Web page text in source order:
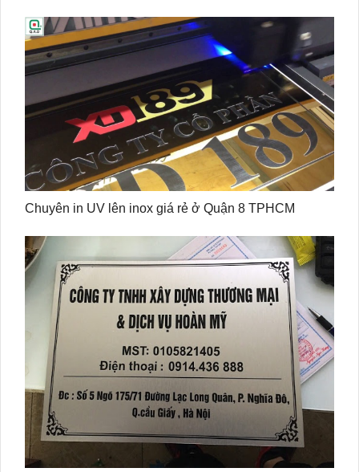
Chuyên in UV lên inox giá rẻ ở Quận 8 TPHCM